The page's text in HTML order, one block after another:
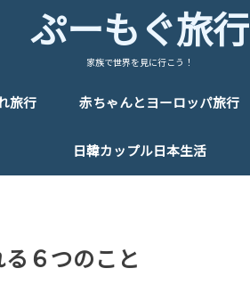
ぷーもぐ旅行
家族で世界を見に行こう！
旅行 赤ちゃんとヨーロッパ旅行
日韓カップル日本生活
６つのこと